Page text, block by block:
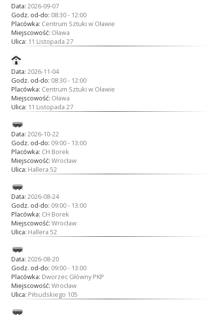
Data: 2026-09-07
Godz. od-do: 08:30 - 12:00
Placówka: Centrum Sztuki w Oławie
Miejscowość: Oława
Ulica: 11 Listopada 27
Data: 2026-11-04
Godz. od-do: 08:30 - 12:00
Placówka: Centrum Sztuki w Oławie
Miejscowość: Oława
Ulica: 11 Listopada 27
Data: 2026-10-22
Godz. od-do: 09:00 - 13:00
Placówka: CH Borek
Miejscowość: Wrocław
Ulica: Hallera 52
Data: 2026-08-24
Godz. od-do: 09:00 - 13:00
Placówka: CH Borek
Miejscowość: Wrocław
Ulica: Hallera 52
Data: 2026-08-20
Godz. od-do: 09:00 - 13:00
Placówka: Dworzec Główny PKP
Miejscowość: Wrocław
Ulica: Piłsudskiego 105